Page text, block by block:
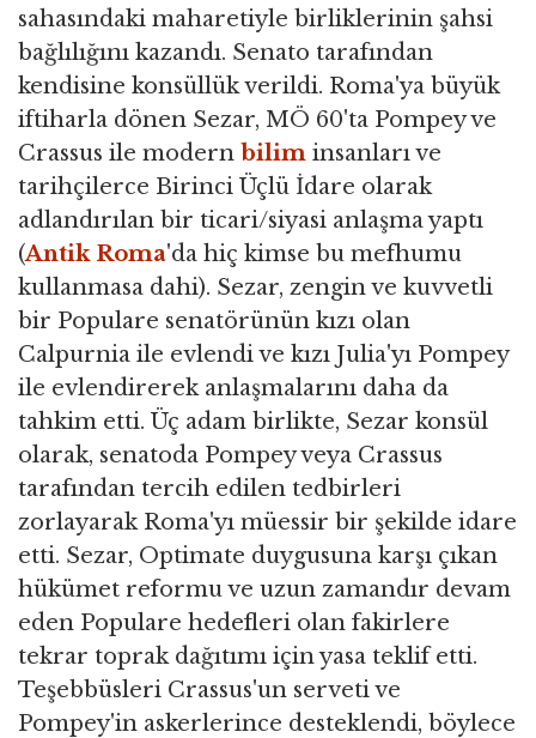
sahasındaki maharetiyle birliklerinin şahsi
bağlılığını kazandı. Senato tarafından
kendisine konsüllük verildi. Roma'ya büyük
iftiharla dönen Sezar, MÖ 60'ta Pompey ve
Crassus ile modern bilim insanları ve
tarihçilerce Birinci Üçlü İdare olarak
adlandırılan bir ticari/siyasi anlaşma yaptı
(Antik Roma'da hiç kimse bu mefhumu
kullanmasa dahi). Sezar, zengin ve kuvvetli
bir Populare senatörünün kızı olan
Calpurnia ile evlendi ve kızı Julia'yı Pompey
ile evlendirerek anlaşmalarını daha da
tahkim etti. Üç adam birlikte, Sezar konsül
olarak, senatoda Pompey veya Crassus
tarafından tercih edilen tedbirleri
zorlayarak Roma'yı müessir bir şekilde idare
etti. Sezar, Optimate duygusuna karşı çıkan
hükümet reformu ve uzun zamandır devam
eden Populare hedefleri olan fakirlere
tekrar toprak dağıtımı için yasa teklif etti.
Teşebbüsleri Crassus'un serveti ve
Pompey'in askerlerince desteklendi, böylece